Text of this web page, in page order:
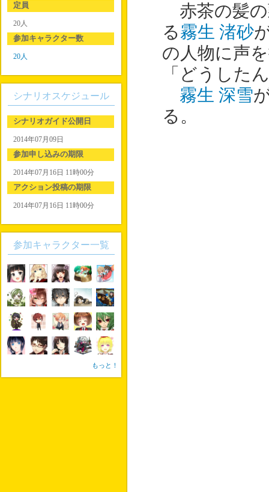
赤茶の髪の
る霧生 渚砂
の人物に声
「どうした
霧生 深雪
る。
定員
20人
参加キャラクター数
20人
シナリオスケジュール
シナリオガイド公開日
2014年07月09日
参加申し込みの期限
2014年07月16日 11時00分
アクション投稿の期限
2014年07月16日 11時00分
参加キャラクター一覧
もっと！